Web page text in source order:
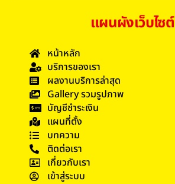
แผนผังเว็บไซต์
หน้าหลัก
บริการของเรา
ผลงานบริการล่าสุด
Gallery รวมรูปภาพ
บัญชีชำระเงิน
แผนที่ตั้ง
บทความ
ติดต่อเรา
เกี่ยวกับเรา
เข้าสู่ระบบ